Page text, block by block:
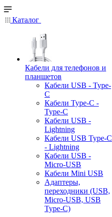
Каталог
Кабели для телефонов и
планшетов
Кабели USB - Type-
C
Кабели Type-C -
Type-C
Кабели USB -
Lightning
Кабели USB Type-C
- Lightning
Кабели USB -
Micro-USB
Кабели Mini USB
Адаптеры,
переходники (USB,
Micro-USB, USB
Type-C)